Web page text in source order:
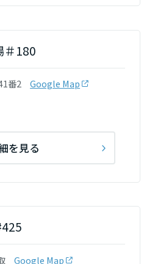
＃180
番2 Google Map
を見る
Google Map